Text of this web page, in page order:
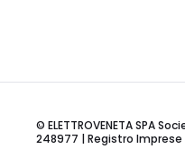
© ELETTROVENETA SPA
248977 | Registro Imprese